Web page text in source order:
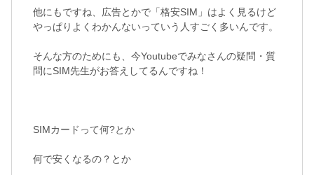
他にもですね、広告とかで「格安SIM」はよく見るけど
やっぱりよくわかんないっていう人すごく多いんです。
そんな方のためにも、今Youtubeでみなさんの疑問・質
問にSIM先生がお答えしてるんですね！
SIMカードって何?とか
何で安くなるの？とか